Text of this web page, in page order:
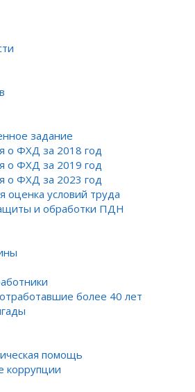
задание
о ФХД за 2018 год
о ФХД за 2019 год
о ФХД за 2023 год
оценка условий труда
и обработки ПДН
более 40 лет
помощь
коррупции